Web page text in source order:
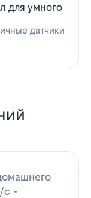
для умного
датчики
с -